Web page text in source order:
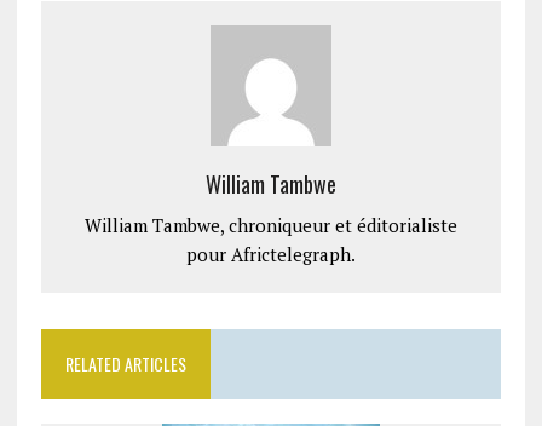
William Tambwe
William Tambwe, chroniqueur et éditorialiste
pour Africtelegraph.
RELATED ARTICLES